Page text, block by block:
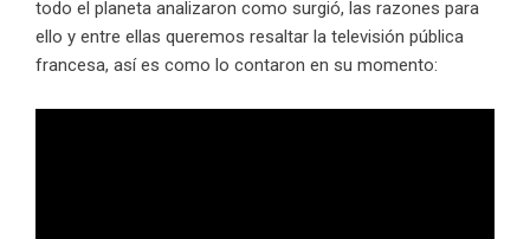
todo el planeta analizaron como surgió, las razones para
ello y entre ellas queremos resaltar la televisión pública
francesa, así es como lo contaron en su momento: